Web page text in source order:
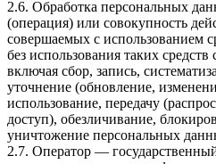
2.6. Обработка персональных
(операция) или совокупность
совершаемых с использованием
без использования таких
включая сбор, запись,
уточнение (обновление,
использование, передачу
доступ), обезличивание,
уничтожение персональных
2.7. Оператор —